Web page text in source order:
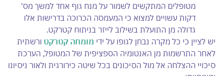
מטופלים המתקשים לשמור על מנח גוף אחד למשך מס'
דקות עשויים למצוא כי המעמסה הכרוכה בדרישות אלו
גדולה מן התועלת בשילוב לייזר בניתוח קטרקט.
יש לציין כי כל מקרה נבחן לגופו על ידי מומחה קטרקט ורשתית
לאחר התרשמות מן האנטומיה הספציפית של המטופל, הערכת
סיכויי ההצלחה אל מול הסיכונים בכל שיטה כירורגית ולאור ניסיונו